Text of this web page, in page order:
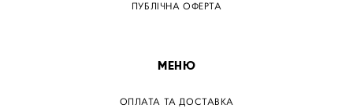
ПУБЛІЧНА ОФЕРТА
МЕНЮ
ОПЛАТА ТА ДОСТАВКА